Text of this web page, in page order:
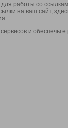
работы со
на ваш сайт,
и обеспечьте